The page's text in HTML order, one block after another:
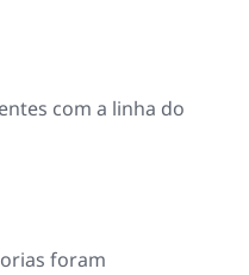
com a linha do
foram